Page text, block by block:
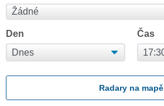
Den Čas
Radary na mapě